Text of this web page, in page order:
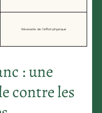
Nécessite de l’effort physique
: une
contre les